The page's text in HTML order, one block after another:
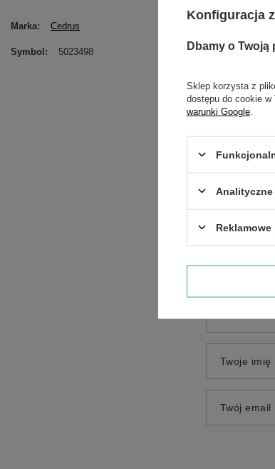
Marka Cedrus
Symbol 5023498
Twoje imię
Twój email
Konfiguracja
Dbamy o
Sklep korzysta z
dostępu do cookie
warunki Google